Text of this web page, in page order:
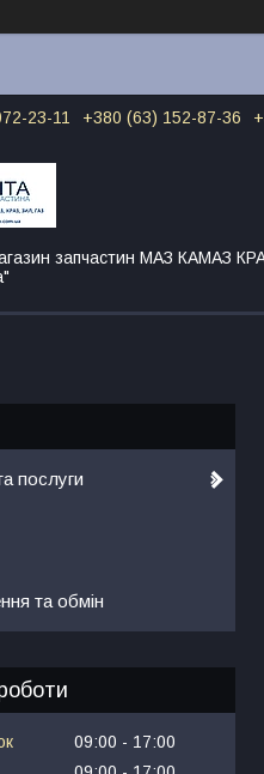
23-11 +380 (63) 152-87-36
запчастин МАЗ КАМАЗ
послуги
та обмін
09:00
17:00